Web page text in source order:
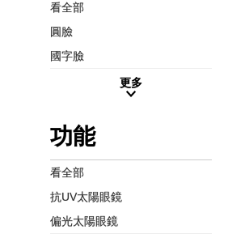
看全部
圓臉
國字臉
更多
功能
看全部
抗UV太陽眼鏡
偏光太陽眼鏡